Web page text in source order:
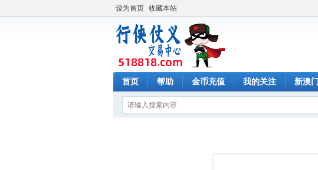
设为首页 收藏本站
首页 帮助 金币充值 我的关注 新澳